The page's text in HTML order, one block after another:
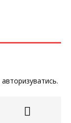
авторизуватись.